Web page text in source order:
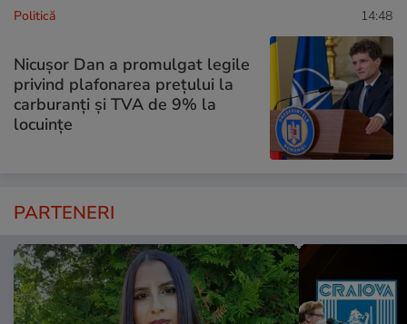
Politică 14:48
Nicușor Dan a promulgat legile
privind plafonarea prețului la
carburanți și TVA de 9% la
locuințe
PARTENERI